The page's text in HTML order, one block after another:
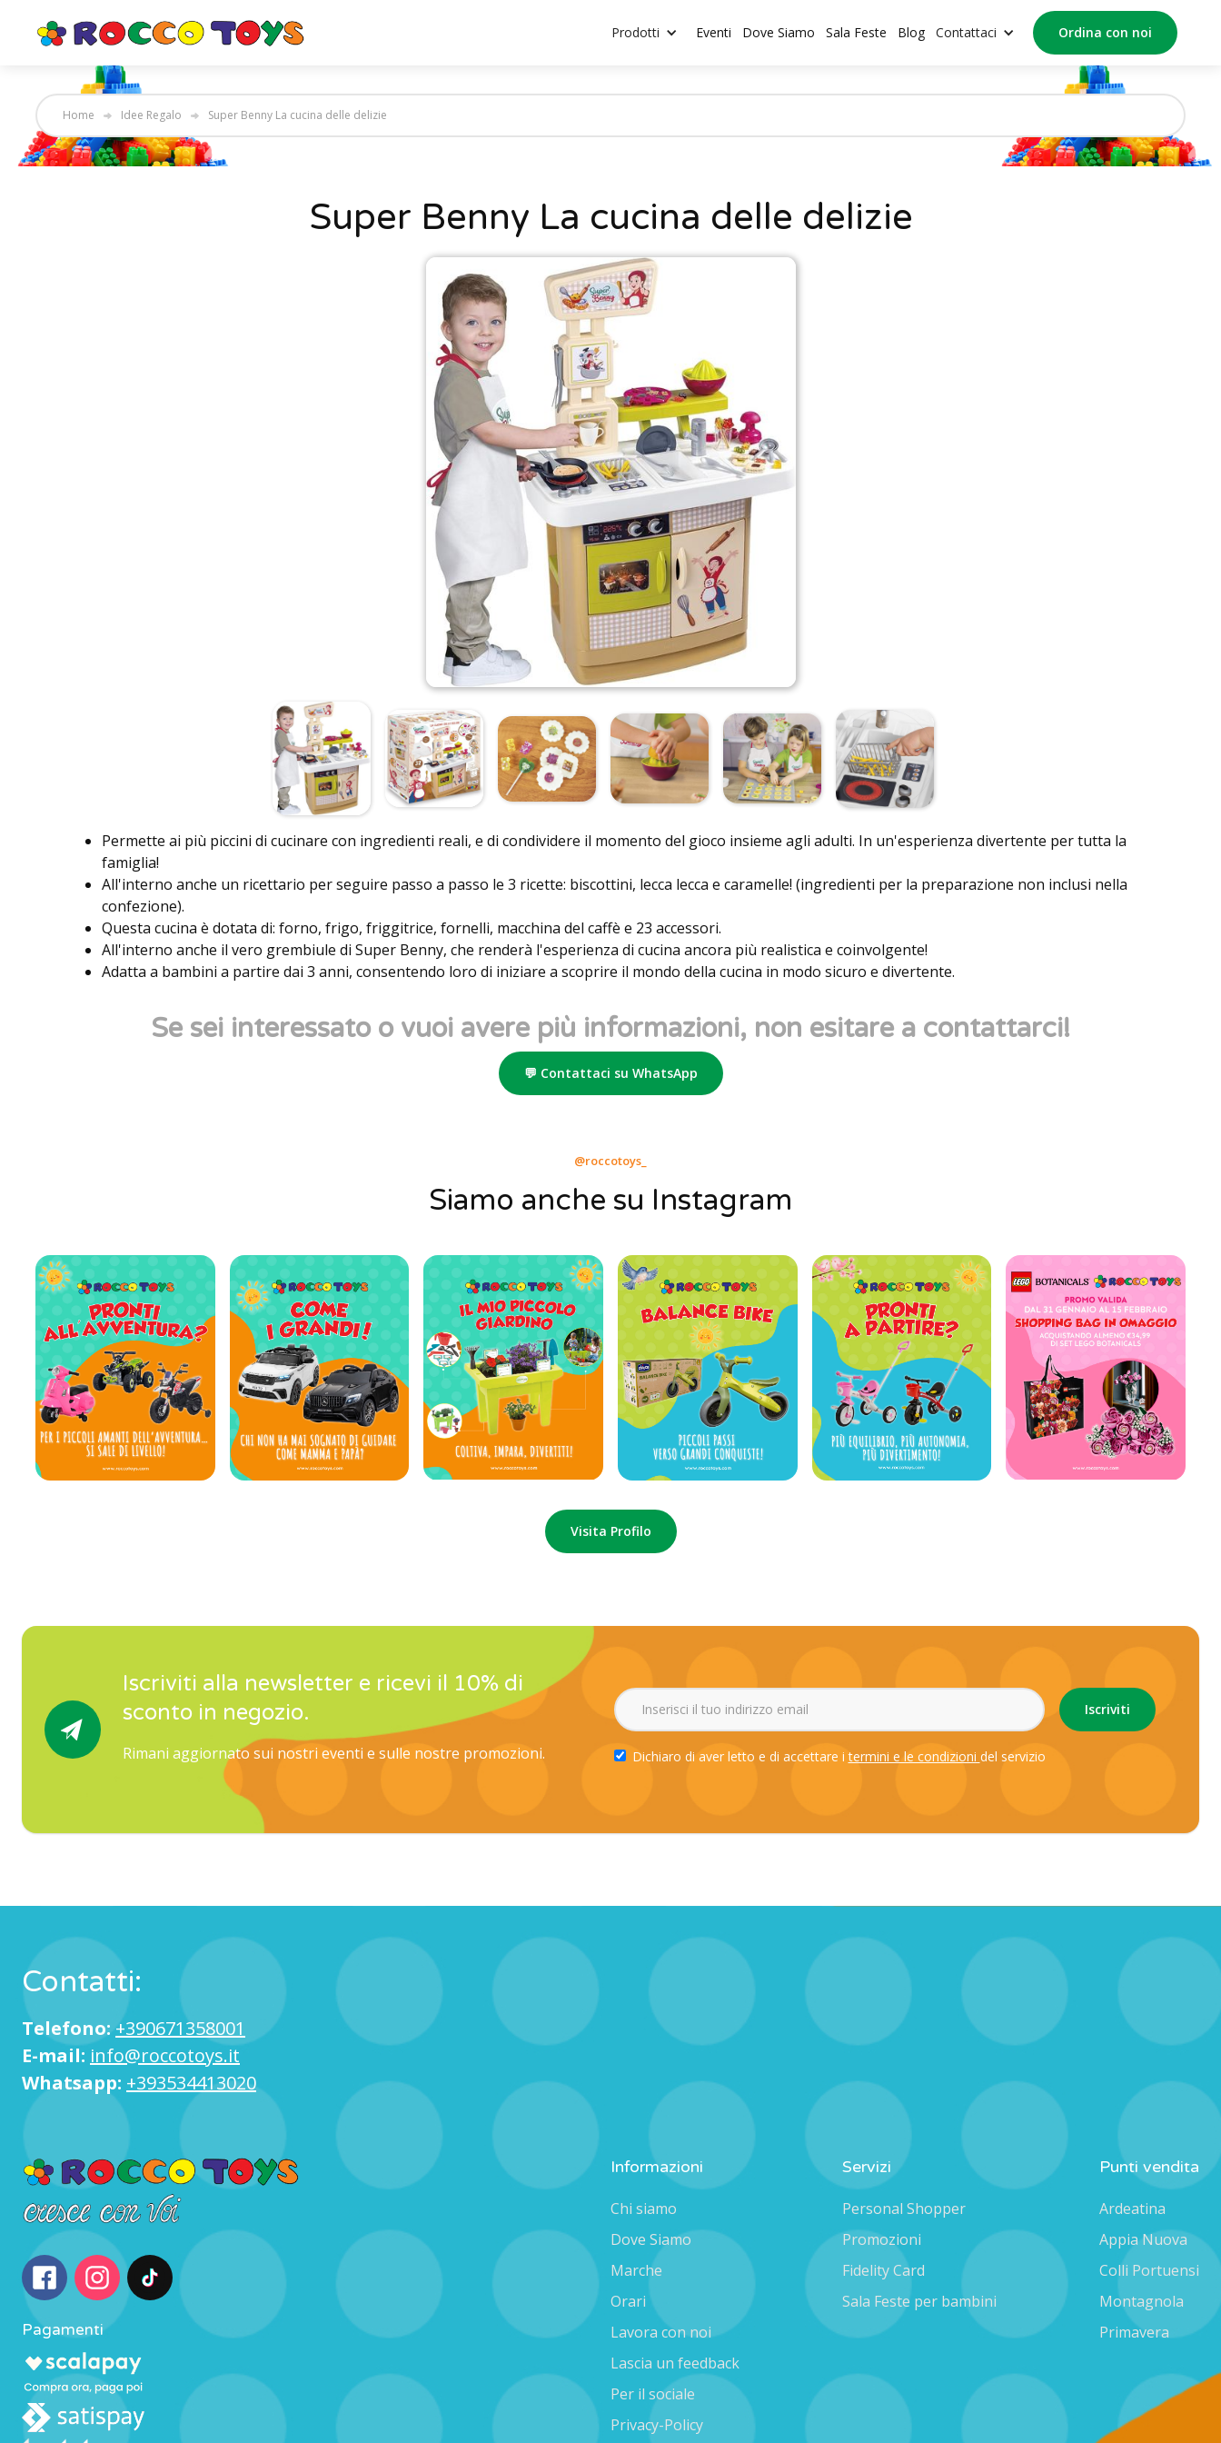
Prodotti Eventi Dove Siamo Sala Feste Blog Contattaci Ordina con noi
Home Idee Regalo Super Benny La cucina delle delizie
Super Benny La cucina delle delizie
Permette ai più piccini di cucinare con ingredienti reali, e di condividere il momento del gioco insieme agli adulti. In un'esperienza divertente per tutta la
famiglia!
All'interno anche un ricettario per seguire passo a passo le 3 ricette: biscottini, lecca lecca e caramelle! (ingredienti per la preparazione non inclusi nella
confezione).
Questa cucina è dotata di: forno, frigo, friggitrice, fornelli, macchina del caffè e 23 accessori.
All'interno anche il vero grembiule di Super Benny, che renderà l'esperienza di cucina ancora più realistica e coinvolgente!
Adatta a bambini a partire dai 3 anni, consentendo loro di iniziare a scoprire il mondo della cucina in modo sicuro e divertente.
Se sei interessato o vuoi avere più informazioni, non esitare a contattarci!
💬 Contattaci su WhatsApp
@roccotoys_
Siamo anche su Instagram
Visita Profilo
Iscriviti alla newsletter e ricevi il 10% di
sconto in negozio.
Rimani aggiornato sui nostri eventi e sulle nostre promozioni. Dichiaro di aver letto e di accettare itermini e le condizioni del servizio
Contatti:
Telefono:+390671358001
E-mail: info@roccotoys.it
Whatsapp: +393534413020
Pagamenti
Informazioni
Chi siamo
Dove Siamo
Marche
Orari
Lavora con noi
Lascia un feedback
Per il sociale
Privacy-Policy
Servizi
Personal Shopper
Promozioni
Fidelity Card
Sala Feste per bambini
Punti vendita
Ardeatina
Appia Nuova
Colli Portuensi
Montagnola
Primavera